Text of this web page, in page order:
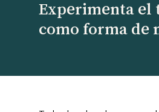
Experimenta el
como forma de